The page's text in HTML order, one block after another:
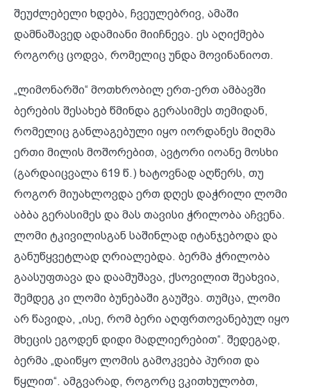
შეუძლებელი ხდება, ჩვეულებრივ, ამაში
დამნაშავედ ადამიანი მიიჩნევა. ეს აღიქმება
როგორც ცოდვა, რომელიც უნდა მოვინანიოთ.
„ლიმონარში“ მოთხრობილ ერთ-ერთ ამბავში
ბერების შესახებ წმინდა გერასიმეს თემიდან,
რომელიც განლაგებული იყო იორდანეს მიღმა
ერთი მილის მოშორებით, ავტორი იოანე მოსხი
(გარდაიცვალა 619 წ.) ხატოვნად აღწერს, თუ
როგორ მიუახლოვდა ერთ დღეს დაჭრილი ლომი
აბბა გერასიმეს და მას თავისი ჭრილობა აჩვენა.
ლომი ტკივილისგან საშინლად იტანჯებოდა და
განუწყვეტლად ღრიალებდა. ბერმა ჭრილობა
გაასუფთავა და დაამუშავა, ქსოვილით შეახვია,
შემდეგ კი ლომი ბუნებაში გაუშვა. თუმცა, ლომი
არ წავიდა, „ისე, რომ ბერი აღფრთოვანებულ იყო
მხეცის ეგოდენ დიდი მადლიერებით“. შედეგად,
ბერმა „დაიწყო ლომის გამოკვება პურით და
წყლით“. ამგვარად, როგორც ვკითხულობთ,